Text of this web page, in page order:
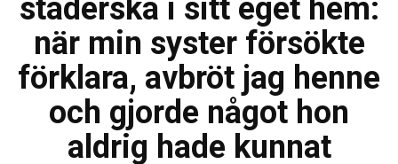
städerska i sitt eget hem:
när min syster försökte
förklara, avbröt jag henne
och gjorde något hon
aldrig hade kunnat